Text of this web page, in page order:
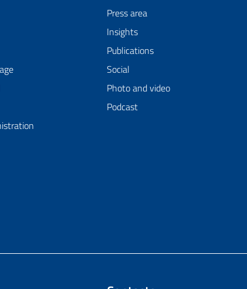
Press area
Insights
Publications
Social
Photo and video
Podcast